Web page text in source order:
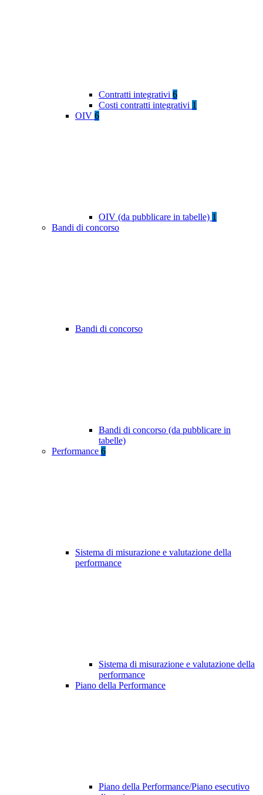
Contratti integrativi 6
Costi contratti integrativi 1
OIV 6
OIV (da pubblicare in tabelle) 1
Bandi di concorso
Bandi di concorso
Bandi di concorso (da pubblicare in
tabelle)
Performance 6
Sistema di misurazione e valutazione della
performance
Sistema di misurazione e valutazione della
performance
Piano della Performance
Piano della Performance/Piano esecutivo